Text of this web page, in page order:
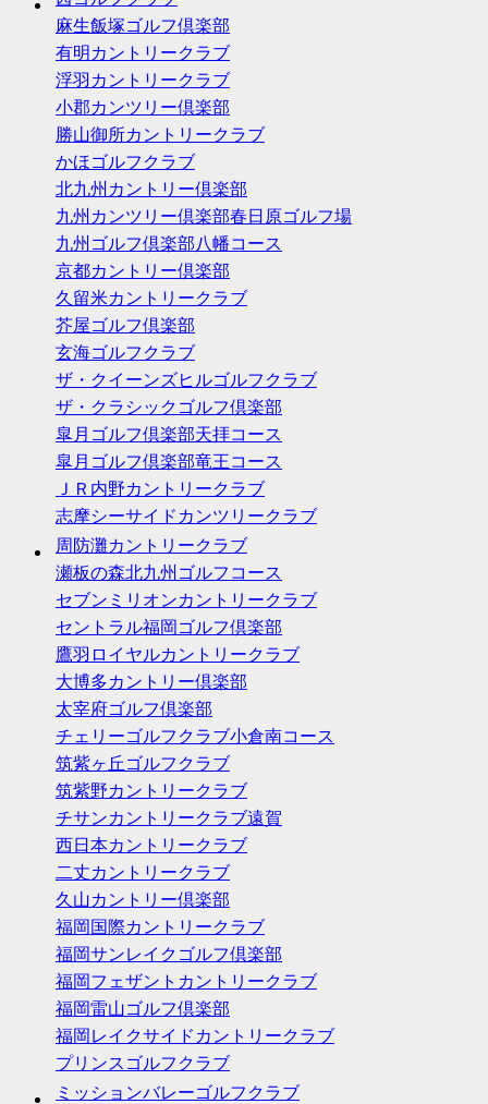
麻生飯塚ゴルフ倶楽部
有明カントリークラブ
浮羽カントリークラブ
小郡カンツリー倶楽部
勝山御所カントリークラブ
かほゴルフクラブ
北九州カントリー倶楽部
九州カンツリー倶楽部春日原ゴルフ場
九州ゴルフ倶楽部八幡コース
京都カントリー倶楽部
久留米カントリークラブ
芥屋ゴルフ倶楽部
玄海ゴルフクラブ
ザ・クイーンズヒルゴルフクラブ
ザ・クラシックゴルフ倶楽部
皐月ゴルフ倶楽部天拝コース
皐月ゴルフ倶楽部竜王コース
ＪＲ内野カントリークラブ
志摩シーサイドカンツリークラブ
周防灘カントリークラブ
瀬板の森北九州ゴルフコース
セブンミリオンカントリークラブ
セントラル福岡ゴルフ倶楽部
鷹羽ロイヤルカントリークラブ
大博多カントリー倶楽部
太宰府ゴルフ倶楽部
チェリーゴルフクラブ小倉南コース
筑紫ヶ丘ゴルフクラブ
筑紫野カントリークラブ
チサンカントリークラブ遠賀
西日本カントリークラブ
二丈カントリークラブ
久山カントリー倶楽部
福岡国際カントリークラブ
福岡サンレイクゴルフ倶楽部
福岡フェザントカントリークラブ
福岡雷山ゴルフ倶楽部
福岡レイクサイドカントリークラブ
プリンスゴルフクラブ
ミッションバレーゴルフクラブ